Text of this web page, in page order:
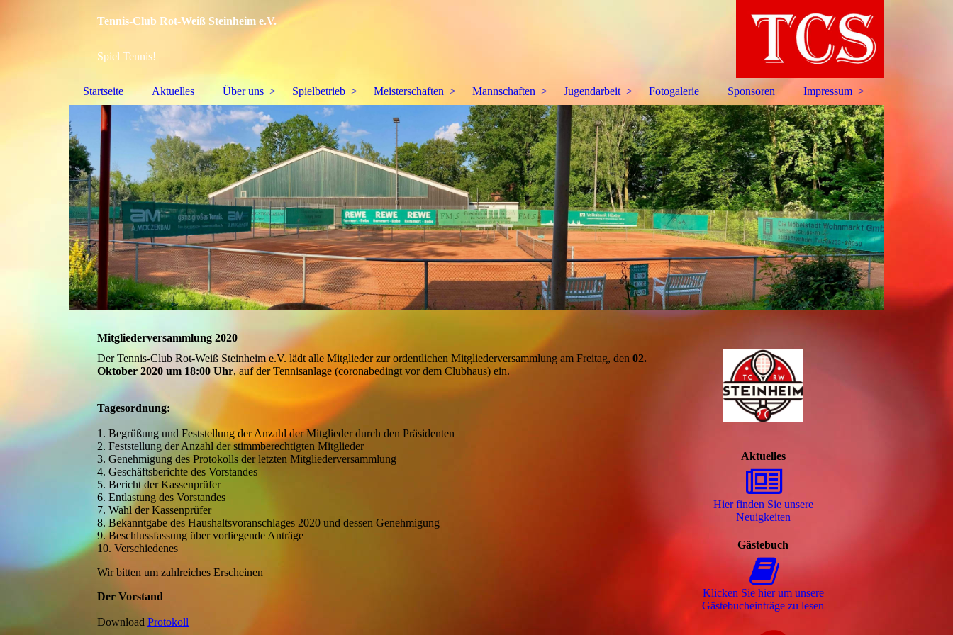
Tennis-Club Rot-Weiß Steinheim e.V.
Spiel Tennis!
Startseite Aktuelles Über uns Spielbetrieb Meisterschaften Mannschaften Jugendarbeit Fotogalerie Sponsoren Impressum
Mitgliederversammlung 2020
Der Tennis-Club Rot-Weiß Steinheim e.V. lädt alle Mitglieder zur ordentlichen Mitgliederversammlung am Freitag, den 02.
Oktober 2020 um 18:00 Uhr, auf der Tennisanlage (coronabedingt vor dem Clubhaus) ein.
Tagesordnung:
1. Begrüßung und Feststellung der Anzahl der Mitglieder durch den Präsidenten
2. Feststellung der Anzahl der stimmberechtigten Mitglieder
3. Genehmigung des Protokolls der letzten Mitgliederversammlung
4. Geschäftsberichte des Vorstandes
5. Bericht der Kassenprüfer
6. Entlastung des Vorstandes
7. Wahl der Kassenprüfer
8. Bekanntgabe des Haushaltsvoranschlages 2020 und dessen Genehmigung
9. Beschlussfassung über vorliegende Anträge
10. Verschiedenes
Wir bitten um zahlreiches Erscheinen
Der Vorstand
Download Protokoll
Aktuelles
Hier finden Sie unsere
Neuigkeiten
Gästebuch
Klicken Sie hier um unsere
Gäs­te­buch­ein­trä­ge zu lesen